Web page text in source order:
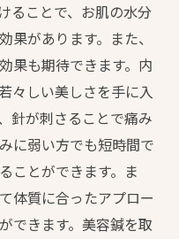
ることで、お肌の水分
果があります。また、
果も期待できます。内
々しい美しさを手に入
針が刺さることで痛み
に弱い方でも短時間で
ことができます。ま
体質に合ったアプロー
できます。美容鍼を取